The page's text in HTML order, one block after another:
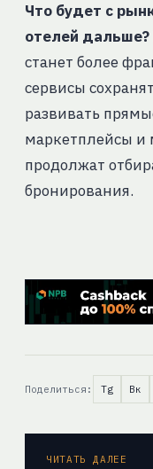
Что будет с
отелей дальше?
станет более
сервисы
развивать
маркетплейсы
продолжат
бронирования.
Поделиться: Tg Вк
ЧИТАТЬ ДАЛЕЕ